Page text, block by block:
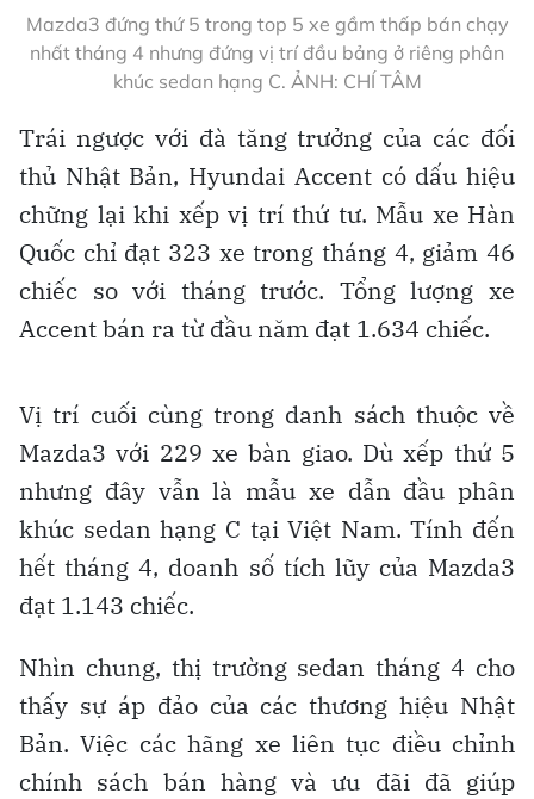
Mazda3 đứng thứ 5 trong top 5 xe gầm thấp bán chạy
nhất tháng 4 nhưng đứng vị trí đầu bảng ở riêng phân
khúc sedan hạng C. ẢNH: CHÍ TÂM
Trái ngược với đà tăng trưởng của các đối
thủ Nhật Bản, Hyundai Accent có dấu hiệu
chững lại khi xếp vị trí thứ tư. Mẫu xe Hàn
Quốc chỉ đạt 323 xe trong tháng 4, giảm 46
chiếc so với tháng trước. Tổng lượng xe
Accent bán ra từ đầu năm đạt 1.634 chiếc.
Vị trí cuối cùng trong danh sách thuộc về
Mazda3 với 229 xe bàn giao. Dù xếp thứ 5
nhưng đây vẫn là mẫu xe dẫn đầu phân
khúc sedan hạng C tại Việt Nam. Tính đến
hết tháng 4, doanh số tích lũy của Mazda3
đạt 1.143 chiếc.
Nhìn chung, thị trường sedan tháng 4 cho
thấy sự áp đảo của các thương hiệu Nhật
Bản. Việc các hãng xe liên tục điều chỉnh
chính sách bán hàng và ưu đãi đã giúp